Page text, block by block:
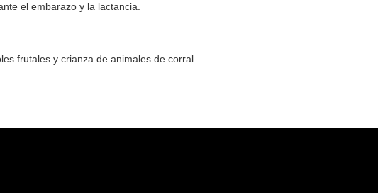
el embarazo y la lactancia.
frutales y crianza de animales de corral.